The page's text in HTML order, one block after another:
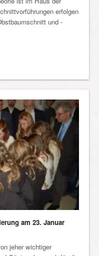
erfolgen
und -
am 23. Januar
jeher wichtiger